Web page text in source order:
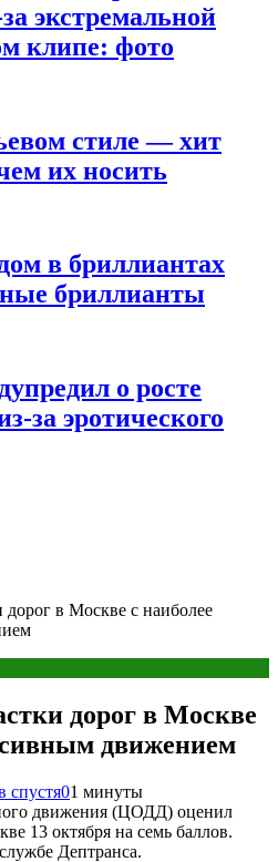
экстремальной
клипе: фото
стиле — хит
их носить
в бриллиантах
бриллианты
о росте
за эротического
в Москве с наиболее
дорог в Москве
движением
спустя01 минуты
движения (ЦОДД) оценил
13 октября на семь баллов.
Дептранса.